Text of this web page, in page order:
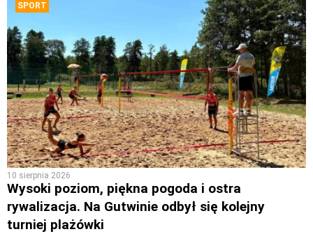
SPORT
10 sierpnia 2026
Wysoki poziom, piękna pogoda i ostra
rywalizacja. Na Gutwinie odbył się kolejny
turniej plażówki